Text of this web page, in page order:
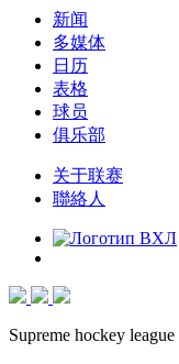
新闻
多媒体
日历
表格
球员
俱乐部
关于联赛
聯絡人
Supreme hockey league